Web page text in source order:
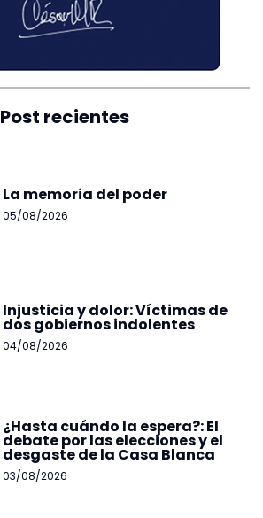
Post recientes
La memoria del poder
05/08/2026
Injusticia y dolor: Víctimas de
dos gobiernos indolentes
04/08/2026
¿Hasta cuándo la espera?: El
debate por las elecciones y el
desgaste de la Casa Blanca
03/08/2026